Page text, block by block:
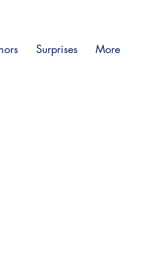
Surprises More